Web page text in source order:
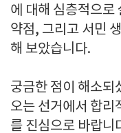
에 대해 심층적으로
약점, 그리고 서민
해 보았습니다.
궁금한 점이 해소되
오는 선거에서 합리
를 진심으로 바랍니